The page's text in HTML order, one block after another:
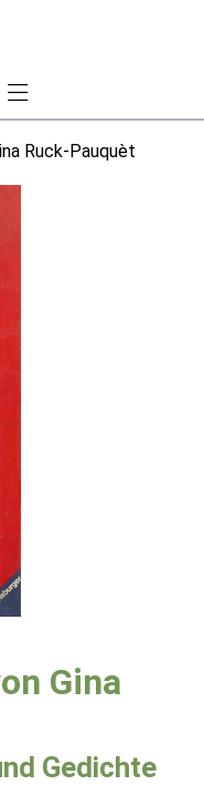
Ruck-Pauquèt
Gina
Gedichte